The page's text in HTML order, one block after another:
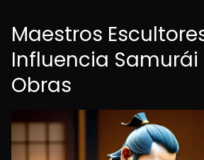
Maestros
Influencia Samurái
Obras